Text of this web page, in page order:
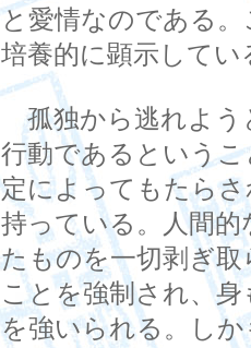
と愛情なのである
培養的に顕示して
孤独から逃れよう
行動であるという
定によってもたら
持っている。人間
たものを一切剥ぎ
ことを強制され、
を強いられる。し